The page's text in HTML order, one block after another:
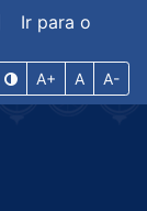
Ir para o
A+ A A-